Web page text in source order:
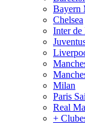
Bayern
Chelsea
Inter
Milan
Paris
Real
+